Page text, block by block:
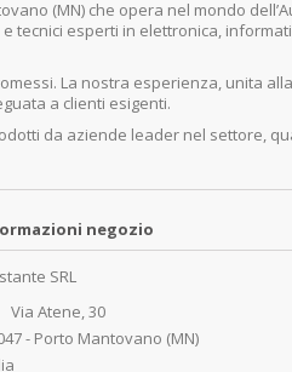
(MN) che opera nel mondo
tecnici esperti in elettronica,
La nostra esperienza, unita
a clienti esigenti.
da aziende leader nel settore,
negozio
SRL
Via Atene, 30
- Porto Mantovano (MN)